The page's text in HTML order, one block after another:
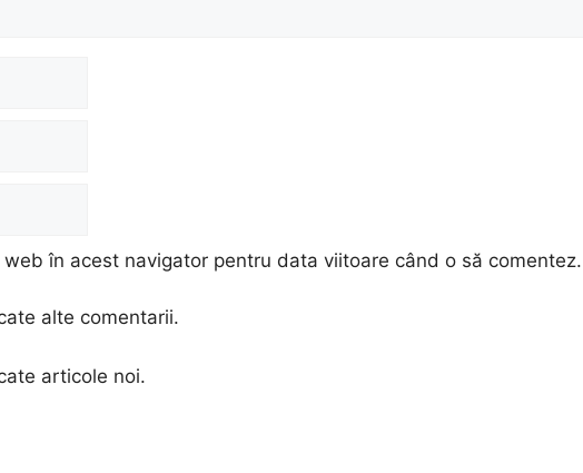
în acest navigator pentru data viitoare când o să comentez.
alte comentarii.
articole noi.